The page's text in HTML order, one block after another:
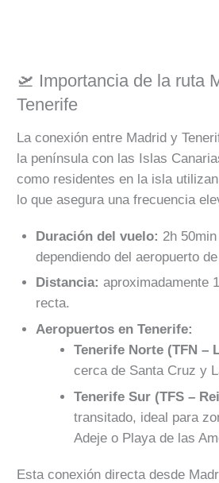
🛫 Importancia de la ruta
Tenerife
La conexión entre Madrid y
la península con las Islas
como residentes en la isla
lo que asegura una frecuencia
Duración del vuelo: 2h
dependiendo del aeropuerto
Distancia: aproximadamente
recta.
Aeropuertos en Tenerife:
Tenerife Norte (TFN –
cerca de Santa Cruz y
Tenerife Sur (TFS –
transitado, ideal para
Adeje o Playa de las
Esta conexión directa desde